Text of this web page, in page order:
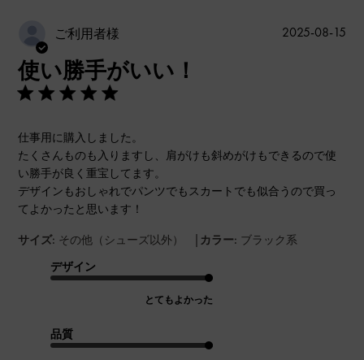
ご利用者様
使い勝手がいい！
仕事用に購入しました。
たくさんものも入りますし、肩がけも斜めがけもできるので使
い勝手が良く重宝してます。
デザインもおしゃれでパンツでもスカートでも似合うので買っ
てよかったと思います！
サイズ: その他（シューズ以外） | カラー: ブラック系
デザイン
とてもよかった
品質
公
2025-08-15